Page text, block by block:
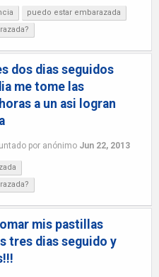
puedo estar embarazada
dos dias seguidos
me tome las
a un asi logran
por anónimo Jun 22, 2013
mis pastillas
tres dias seguido y